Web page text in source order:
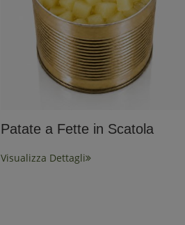
Patate a Fette in Scatola
Visualizza Dettagli